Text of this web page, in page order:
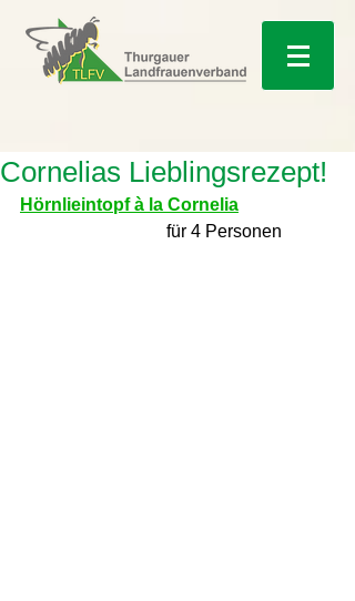
Cornelias Lieblingsrezept!
Hörnlieintopf à la Cornelia
                                 für 4 Personen